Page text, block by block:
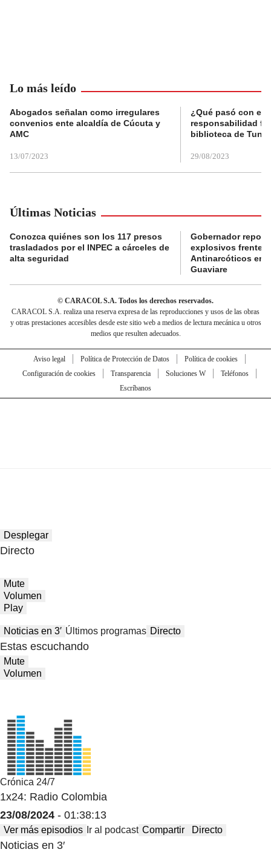
Lo más leído
Abogados señalan como irregulares
convenios ente alcaldía de Cúcuta y
AMC
13/07/2023
¿Qué pasó con el
responsabilidad
biblioteca de
29/08/2023
Últimas Noticias
Conozca quiénes son los 117 presos
trasladados por el INPEC a cárceles de
alta seguridad
Gobernador
explosivos frente a
Antinarcóticos en
Guaviare
© CARACOL S.A. Todos los derechos reservados.
CARACOL S.A. realiza una reserva expresa de las reproducciones y usos de las obras
y otras prestaciones accesibles desde este sitio web a medios de lectura mecánica u otros
medios que resulten adecuados.
Aviso legal Política de Protección de Datos
Política de cookies
Configuración de cookies
Transparencia Soluciones W
Teléfonos
Escríbanos
Desplegar
Directo
Mute
Volumen
Play
Noticias en 3′ Últimos programas Directo
Estas escuchando
Mute
Volumen
Crónica 24/7
1x24: Radio Colombia
23/08/2024 - 01:38:13
Ver más episodios Ir al podcast Compartir Directo
Noticias en 3′